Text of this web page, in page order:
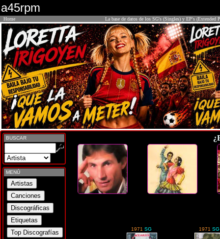
a45rpm
Home La base de datos de los SG's (Singles) y EP's (Extended
BUSCAR
MENÚ
1971SG 1971SG